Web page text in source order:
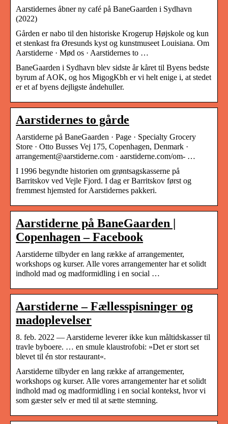
Aarstidernes åbner ny café på BaneGaarden i Sydhavn
(2022)
Gården er nabo til den historiske Krogerup Højskole og kun
et stenkast fra Øresunds kyst og kunstmuseet Louisiana. Om
Aarstiderne · Mød os · Aarstidernes to …
BaneGaarden i Sydhavn blev sidste år kåret til Byens bedste
byrum af AOK, og hos MigogKbh er vi helt enige i, at stedet
er et af byens dejligste åndehuller.
Aarstidernes to gårde
Aarstiderne på BaneGaarden · Page · Specialty Grocery
Store · Otto Busses Vej 175, Copenhagen, Denmark ·
arrangement@aarstiderne.com · aarstiderne.com/om- …
I 1996 begyndte historien om grøntsagskasserne på
Barritskov ved Vejle Fjord. I dag er Barritskov først og
fremmest hjemsted for Aarstidernes pakkeri.
Aarstiderne på BaneGaarden |
Copenhagen – Facebook
Aarstiderne tilbyder en lang række af arrangementer,
workshops og kurser. Alle vores arrangementer har et solidt
indhold mad og madformidling i en social …
Aarstiderne – Fællesspisninger og
madoplevelser
8. feb. 2022 — Aarstiderne leverer ikke kun måltidskasser til
travle byboere. … en smule klaustrofobi: »Det er stort set
blevet til én stor restaurant«.
Aarstiderne tilbyder en lang række af arrangementer,
workshops og kurser. Alle vores arrangementer har et solidt
indhold mad og madformidling i en social kontekst, hvor vi
som gæster selv er med til at sætte stemning.